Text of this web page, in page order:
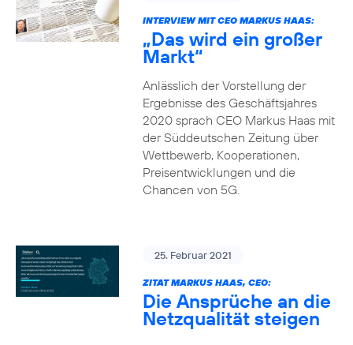
INTERVIEW MIT CEO MARKUS HAAS:
„Das wird ein großer
Markt“
Anlässlich der Vorstellung der
Ergebnisse des Geschäftsjahres
2020 sprach CEO Markus Haas mit
der Süddeutschen Zeitung über
Wettbewerb, Kooperationen,
Preisentwicklungen und die
Chancen von 5G.
25. Februar 2021
ZITAT MARKUS HAAS, CEO:
Die Ansprüche an die
Netzqualität steigen